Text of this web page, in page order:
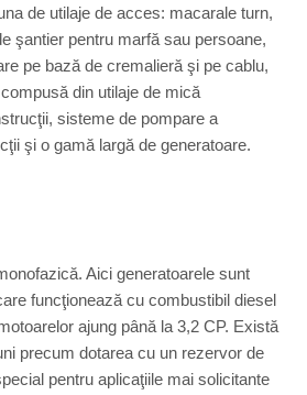
de utilaje de acces: macarale turn,
şantier pentru marfă sau persoane,
pe bază de cremalieră şi pe cablu,
din utilaje de mică
sisteme de pompare a
şi o gamă largă de generatoare.
Aici generatoarele sunt
funcţionează cu combustibil diesel
ajung până la 3,2 CP. Există
precum dotarea cu un rezervor de
pentru aplicaţiile mai solicitante